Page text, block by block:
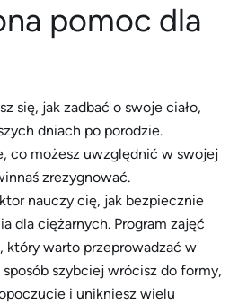
pomoc dla
się, jak zadbać o swoje ciało,
dniach po porodzie.
co możesz uwzględnić w swojej
zrezygnować.
nauczy cię, jak bezpiecznie
dla ciężarnych. Program zajęć
który warto przeprowadzać w
sposób szybciej wrócisz do formy,
i unikniesz wielu